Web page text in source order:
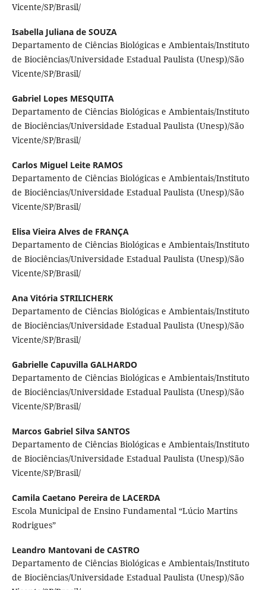
Vicente/SP/Brasil/
Isabella Juliana de SOUZA
Departamento de Ciências Biológicas e Ambientais/Instituto
de Biociências/Universidade Estadual Paulista (Unesp)/São
Vicente/SP/Brasil/
Gabriel Lopes MESQUITA
Departamento de Ciências Biológicas e Ambientais/Instituto
de Biociências/Universidade Estadual Paulista (Unesp)/São
Vicente/SP/Brasil/
Carlos Miguel Leite RAMOS
Departamento de Ciências Biológicas e Ambientais/Instituto
de Biociências/Universidade Estadual Paulista (Unesp)/São
Vicente/SP/Brasil/
Elisa Vieira Alves de FRANÇA
Departamento de Ciências Biológicas e Ambientais/Instituto
de Biociências/Universidade Estadual Paulista (Unesp)/São
Vicente/SP/Brasil/
Ana Vitória STRILICHERK
Departamento de Ciências Biológicas e Ambientais/Instituto
de Biociências/Universidade Estadual Paulista (Unesp)/São
Vicente/SP/Brasil/
Gabrielle Capuvilla GALHARDO
Departamento de Ciências Biológicas e Ambientais/Instituto
de Biociências/Universidade Estadual Paulista (Unesp)/São
Vicente/SP/Brasil/
Marcos Gabriel Silva SANTOS
Departamento de Ciências Biológicas e Ambientais/Instituto
de Biociências/Universidade Estadual Paulista (Unesp)/São
Vicente/SP/Brasil/
Camila Caetano Pereira de LACERDA
Escola Municipal de Ensino Fundamental “Lúcio Martins
Rodrigues”
Leandro Mantovani de CASTRO
Departamento de Ciências Biológicas e Ambientais/Instituto
de Biociências/Universidade Estadual Paulista (Unesp)/São